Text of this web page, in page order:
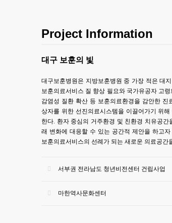
Project Information
대구 보훈의 빛
대구보훈병원은 지방보훈병원 중 가장 적은 대지
보훈의료서비스 질 향상 필요와 국가유공자 고
감염성 질환 확산 등 보훈의료환경을 감안한 진
상자를 위한 선진의료시스템을 이끌어가기 위
한다. 환자 중심의 거주환경 및 친환경 치유공간
래 변화에 대응할 수 있는 공간적 제안을 하고자
보훈의료서비스의 선례가 되는 새로운 의료공간
서부권 전라남도 청년비전센터 건립사업
마한역사문화센터